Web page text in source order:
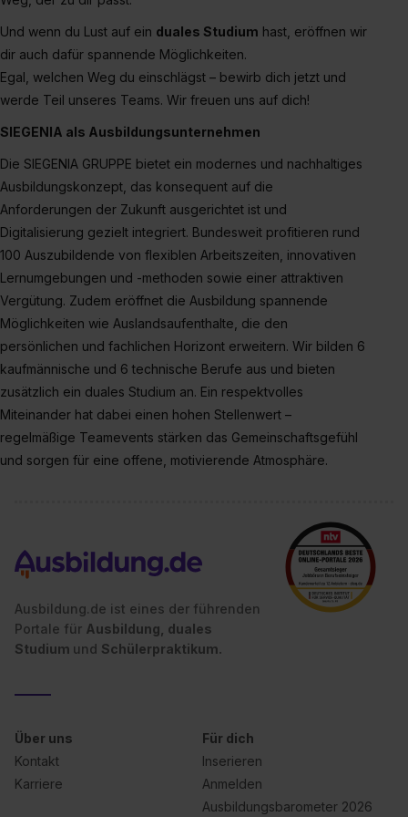
S. 1 lit. a) DS-GVO). Die USA verfügen über kein
angemessenes Datenschutzniveau (EuGH – Schrems
II). Du kannst die von dir erteilte Einwilligung jederzeit mit
Wirkung für die Zukunft ganz oder teilweise über unsere
Datenschutzerklärung unter dem Punkt „Datenschutz-
einzelnen Cookies findest du durch Klick auf „Details
zeigen“. Weitere Informationen:Datenschutzerklärung
Impressum .
Und wenn du Lust auf ein duales Studium hast, eröffnen wir
dir auch dafür spannende Möglichkeiten.
Egal, welchen Weg du einschlägst – bewirb dich jetzt und
werde Teil unseres Teams. Wir freuen uns auf dich!
SIEGENIA als Ausbildungsunternehmen
Die SIEGENIA GRUPPE bietet ein modernes und nachhaltiges
Ausbildungskonzept, das konsequent auf die
Anforderungen der Zukunft ausgerichtet ist und
Digitalisierung gezielt integriert. Bundesweit profitieren rund
100 Auszubildende von flexiblen Arbeitszeiten, innovativen
Lernumgebungen und -methoden sowie einer attraktiven
Vergütung. Zudem eröffnet die Ausbildung spannende
Möglichkeiten wie Auslandsaufenthalte, die den
persönlichen und fachlichen Horizont erweitern. Wir bilden 6
kaufmännische und 6 technische Berufe aus und bieten
zusätzlich ein duales Studium an. Ein respektvolles
Miteinander hat dabei einen hohen Stellenwert –
regelmäßige Teamevents stärken das Gemeinschaftsgefühl
und sorgen für eine offene, motivierende Atmosphäre.
Ausbildung.de ist eines der führenden
Portale für Ausbildung, duales
Studium und Schülerpraktikum.
Über uns
Kontakt
Karriere
Für dich
Inserieren
Anmelden
Ausbildungsbarometer 2026